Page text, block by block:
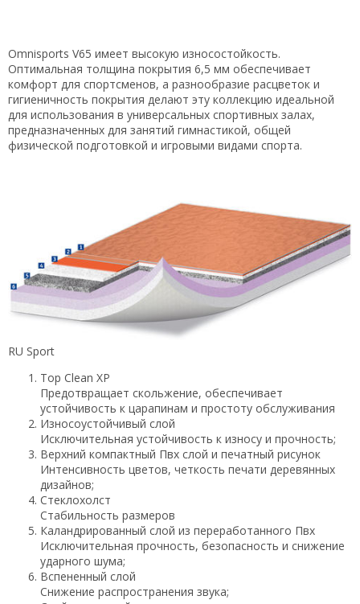
Omnisports V65 имеет высокую износостойкость.
Оптимальная толщина покрытия 6,5 мм обеспечивает
комфорт для спортсменов, а разнообразие расцветок и
гигиеничность покрытия делают эту коллекцию идеальной
для использования в универсальных спортивных залах,
предназначенных для занятий гимнастикой, общей
физической подготовкой и игровыми видами спорта.
RU Sport
Top Clean XP
Предотвращает скольжение, обеспечивает
устойчивость к царапинам и простоту обслуживания
Износоустойчивый слой
Исключительная устойчивость к износу и прочность;
Верхний компактный Пвх слой и печатный рисунок
Интенсивность цветов, четкость печати деревянных
дизайнов;
Стеклохолст
Стабильность размеров
Каландрированный слой из переработанного Пвх
Исключительная прочность, безопасность и снижение
ударного шума;
Вспененный слой
Снижение распространения звука;